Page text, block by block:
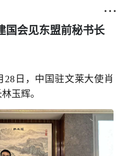

国会见东盟前秘书长
28日，中国驻文莱大使肖
玉辉。